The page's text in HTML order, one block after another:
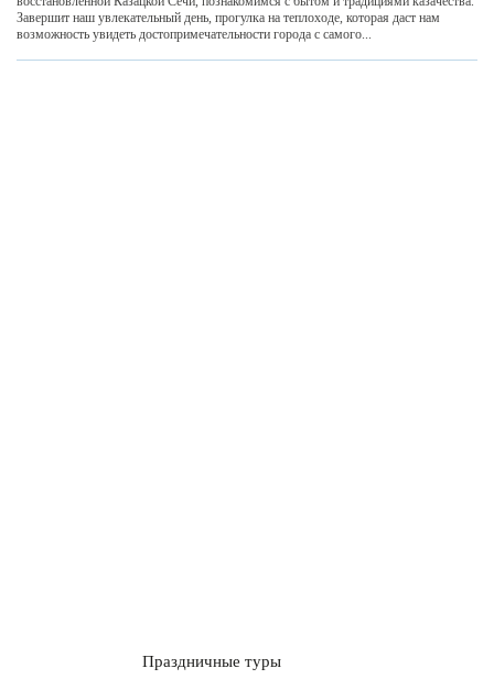
Завершит наш увлекательный день, прогулка на теплоходе, которая даст нам
возможность увидеть достопримечательности города с самого...
Праздничные туры